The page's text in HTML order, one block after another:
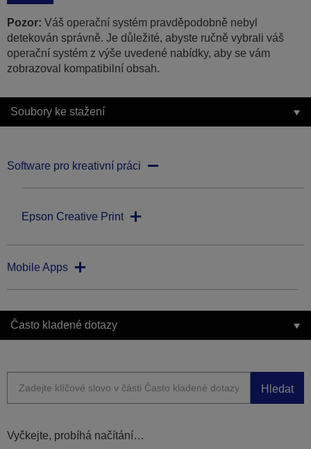
Pozor: Váš operační systém pravděpodobně nebyl
detekován správně. Je důležité, abyste ručně vybrali váš
operační systém z výše uvedené nabídky, aby se vám
zobrazoval kompatibilní obsah.
Soubory ke stažení
Software pro kreativní práci
Epson Creative Print
Mobile Apps
Často kladené dotazy
Hledat
Vyčkejte, probíhá načítání…